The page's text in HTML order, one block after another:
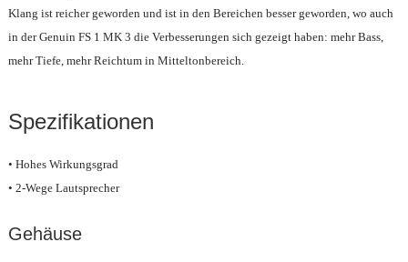
Klang ist reicher geworden und ist in den Bereichen besser geworden, wo auch
in der Genuin FS 1 MK 3 die Verbesserungen sich gezeigt haben: mehr Bass,
mehr Tiefe, mehr Reichtum in Mitteltonbereich.
Spezifikationen
• Hohes Wirkungsgrad
• 2-Wege Lautsprecher
Gehäuse